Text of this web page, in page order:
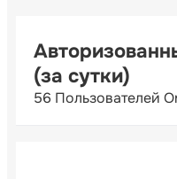
(за сутки)
56 Пользователей